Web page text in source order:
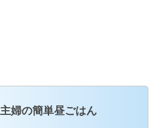
主婦の簡単昼ごはん